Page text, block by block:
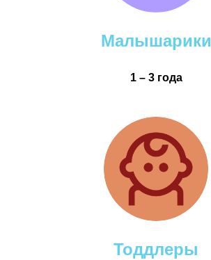
Малышарики
1 – 3 года
Тоддлеры